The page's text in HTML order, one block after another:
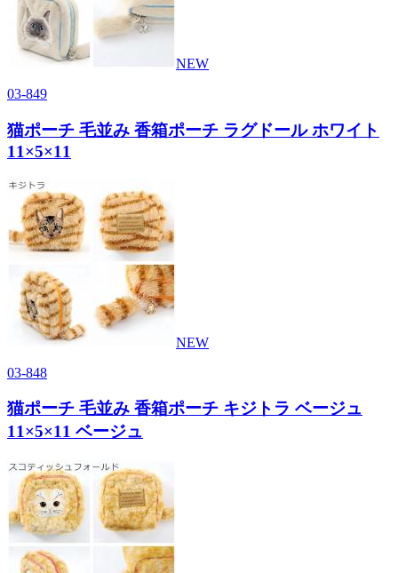
NEW
03-849
猫ポーチ 毛並み 香箱ポーチ ラグドール ホワイト
11×5×11
NEW
03-848
猫ポーチ 毛並み 香箱ポーチ キジトラ ベージュ
11×5×11 ベージュ